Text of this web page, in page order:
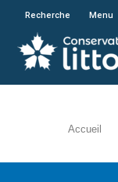
Recherche Menu
Accueil